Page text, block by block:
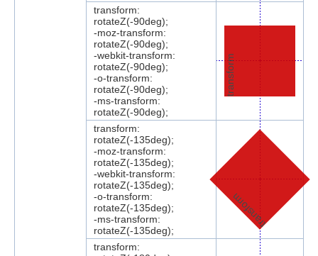
transform:
rotateZ(-90deg);
-moz-transform:
rotateZ(-90deg);
-webkit-transform:
rotateZ(-90deg);
-o-transform:
rotateZ(-90deg);
-ms-transform:
rotateZ(-90deg);
transform
transform:
rotateZ(-135deg);
-moz-transform:
rotateZ(-135deg);
-webkit-transform:
rotateZ(-135deg);
-o-transform:
rotateZ(-135deg);
-ms-transform:
rotateZ(-135deg);
transform
transform: